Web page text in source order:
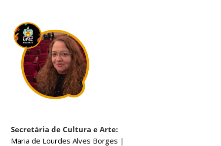
Secretária de Cultura e Arte:
Maria de Lourdes Alves Borges |